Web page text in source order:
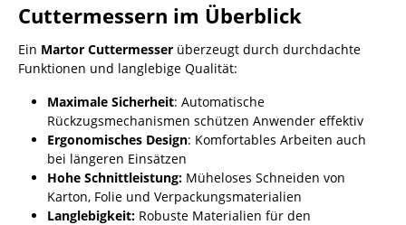
Cuttermessern im Überblick
Ein Martor Cuttermesser überzeugt durch durchdachte
Funktionen und langlebige Qualität:
Maximale Sicherheit: Automatische
Rückzugsmechanismen schützen Anwender effektiv
Ergonomisches Design: Komfortables Arbeiten auch
bei längeren Einsätzen
Hohe Schnittleistung: Müheloses Schneiden von
Karton, Folie und Verpackungsmaterialien
Langlebigkeit: Robuste Materialien für den